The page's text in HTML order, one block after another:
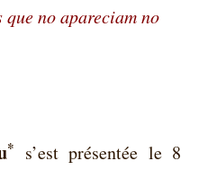
que no apareciam no
*
s’est présentée le 8